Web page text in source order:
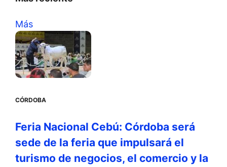
Más
CÓRDOBA
Feria Nacional Cebú: Córdoba será
sede de la feria que impulsará el
turismo de negocios, el comercio y la